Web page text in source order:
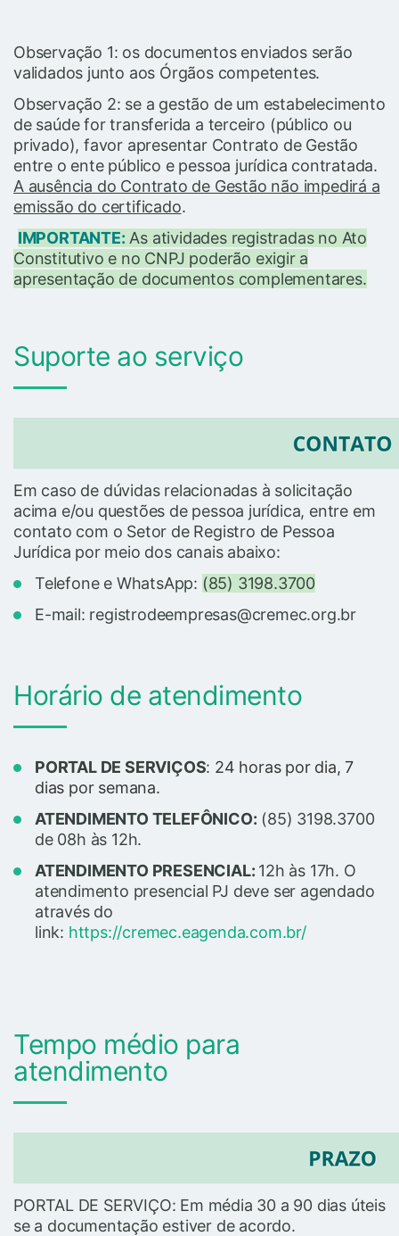
Observação 1: os documentos enviados serão
validados junto aos Órgãos competentes.
Observação 2: se a gestão de um estabelecimento
de saúde for transferida a terceiro (público ou
privado), favor apresentar Contrato de Gestão
entre o ente público e pessoa jurídica contratada.
A ausência do Contrato de Gestão não impedirá a
emissão do certificado.
IMPORTANTE: As atividades registradas no Ato
Constitutivo e no CNPJ poderão exigir a
apresentação de documentos complementares.
Suporte ao serviço
Em caso de dúvidas relacionadas à solicitação
acima e/ou questões de pessoa jurídica, entre em
contato com o Setor de Registro de Pessoa
Jurídica por meio dos canais abaixo:
Telefone e WhatsApp: (85) 3198.3700
E-mail: registrodeempresas@cremec.org.br
Horário de atendimento
PORTAL DE SERVIÇOS: 24 horas por dia, 7
dias por semana.
ATENDIMENTO TELEFÔNICO: (85) 3198.3700
de 08h às 12h.
ATENDIMENTO PRESENCIAL: 12h às 17h. O
atendimento presencial PJ deve ser agendado
através do
link: https://cremec.eagenda.com.br/
Tempo médio para
atendimento
PORTAL DE SERVIÇO: Em média 30 a 90 dias úteis
se a documentação estiver de acordo.